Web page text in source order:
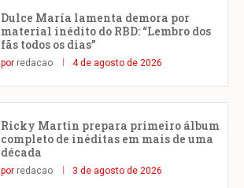
Dulce María lamenta demora por
material inédito do RBD: “Lembro dos
fãs todos os dias”
por redacao 4 de agosto de 2026
Ricky Martin prepara primeiro álbum
completo de inéditas em mais de uma
década
por redacao 3 de agosto de 2026